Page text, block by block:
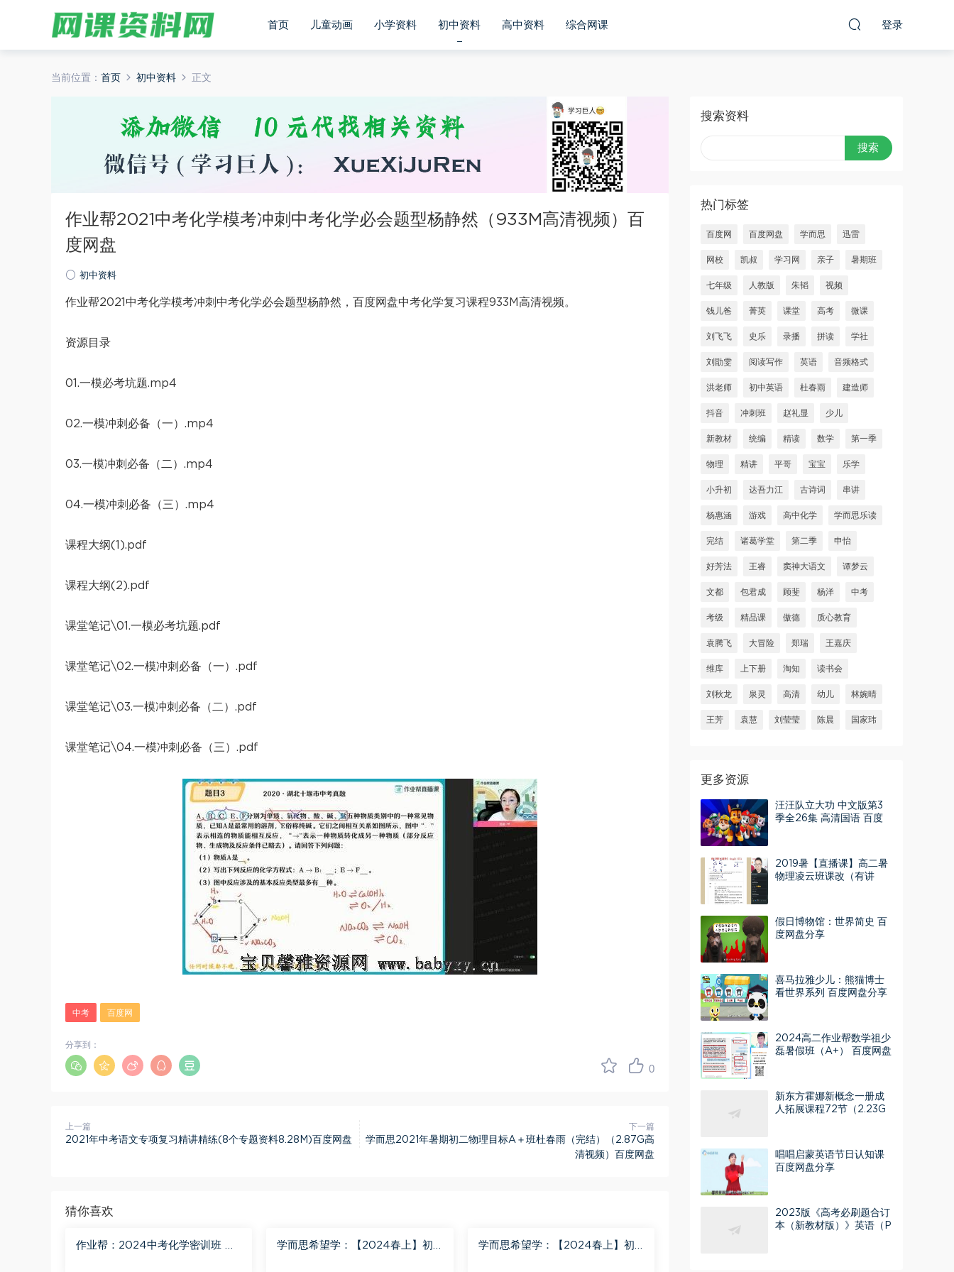
首页 儿童动画 小学资料 初中资料 高中资料 综合网课 登录
当前位置： 首页 初中资料 正文
作业帮2021中考化学模考冲刺中考化学必会题型杨静然（933M高清视频）百
度网盘
初中资料
作业帮2021中考化学模考冲刺中考化学必会题型杨静然，百度网盘中考化学复习课程933M高清视频。
资源目录
01.一模必考坑题.mp4
02.一模冲刺必备（一）.mp4
03.一模冲刺必备（二）.mp4
04.一模冲刺必备（三）.mp4
课程大纲(1).pdf
课程大纲(2).pdf
课堂笔记\01.一模必考坑题.pdf
课堂笔记\02.一模冲刺必备（一）.pdf
课堂笔记\03.一模冲刺必备（二）.pdf
课堂笔记\04.一模冲刺必备（三）.pdf
中考 百度网
0
分享到：
上一篇
2021年中考语文专项复习精讲精练(8个专题资料8.28M)百度网盘
下一篇
学而思2021年暑期初二物理目标A＋班杜春雨（完结）（2.87G高
清视频）百度网盘
猜你喜欢
作业帮：2024中考化学密训班 百
学而思希望学：【2024春上】初
学而思希望学：【2024春上】初
搜索资料
热门标签
百度网 百度网盘 学而思 迅雷
网校 凯叔 学习网 亲子 暑期班
七年级 人教版 朱韬 视频
钱儿爸 菁英 课堂 高考 微课
刘飞飞 史乐 录播 拼读 学社
刘勖雯 阅读写作 英语 音频格式
洪老师 初中英语 杜春雨 建造师
抖音 冲刺班 赵礼显 少儿
新教材 统编 精读 数学 第一季
物理 精讲 平哥 宝宝 乐学
小升初 达吾力江 古诗词 串讲
杨惠涵 游戏 高中化学 学而思乐读
完结 诸葛学堂 第二季 申怡
好芳法 王睿 窦神大语文 谭梦云
文都 包君成 顾斐 杨洋 中考
考级 精品课 傲德 质心教育
袁腾飞 大冒险 郑瑞 王嘉庆
维库 上下册 淘知 读书会
刘秋龙 泉灵 高清 幼儿 林婉晴
王芳 袁慧 刘莹莹 陈晨 国家玮
更多资源
汪汪队立大功 中文版第3
季全26集 高清国语 百度
2019暑【直播课】高二暑
物理凌云班课改（有讲
假日博物馆：世界简史 百
度网盘分享
喜马拉雅少儿：熊猫博士
看世界系列 百度网盘分享
2024高二作业帮数学祖少
磊暑假班（A+） 百度网盘
新东方霍娜新概念一册成
人拓展课程72节（2.23G
唱唱启蒙英语节日认知课
百度网盘分享
2023版《高考必刷题合订
本（新教材版）》英语（P